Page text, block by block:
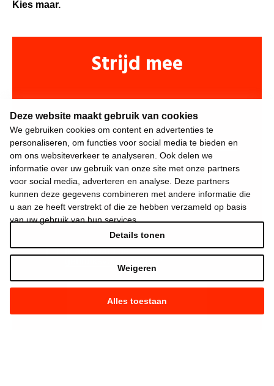
Deze website maakt gebruik van cookies
We gebruiken cookies om content en advertenties te
personaliseren, om functies voor social media te bieden en
om ons websiteverkeer te analyseren. Ook delen we
informatie over uw gebruik van onze site met onze partners
voor social media, adverteren en analyse. Deze partners
kunnen deze gegevens combineren met andere informatie die
u aan ze heeft verstrekt of die ze hebben verzameld op basis
van uw gebruik van hun services.
Alles toestaan
Weigeren
Details tonen
Kies maar.
Strijd mee
Ik aanvaard de